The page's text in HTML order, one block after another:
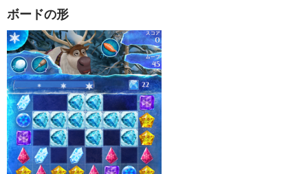
ボードの形